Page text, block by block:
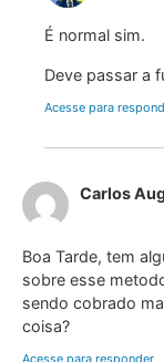
É normal sim.
Deve passar a
Acesse para
Carlos
Boa Tarde, tem
sobre esse
sendo cobrado
coisa?
Acesse para responder